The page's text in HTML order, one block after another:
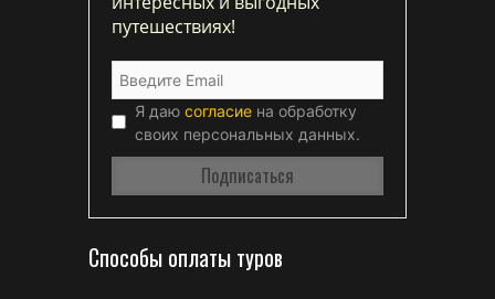
путешествиях!
Я даю согласие на обработку
своих персональных данных.
Способы оплаты туров